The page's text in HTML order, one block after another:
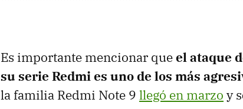
Es importante mencionar queel ataque
su serie Redmi es uno de los más
la familia Redmi Note 9 llegó en marzo y